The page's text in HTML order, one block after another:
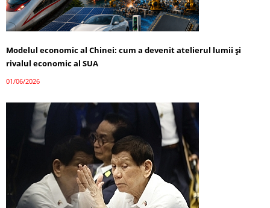
Modelul economic al Chinei: cum a devenit atelierul lumii și
rivalul economic al SUA
01/06/2026